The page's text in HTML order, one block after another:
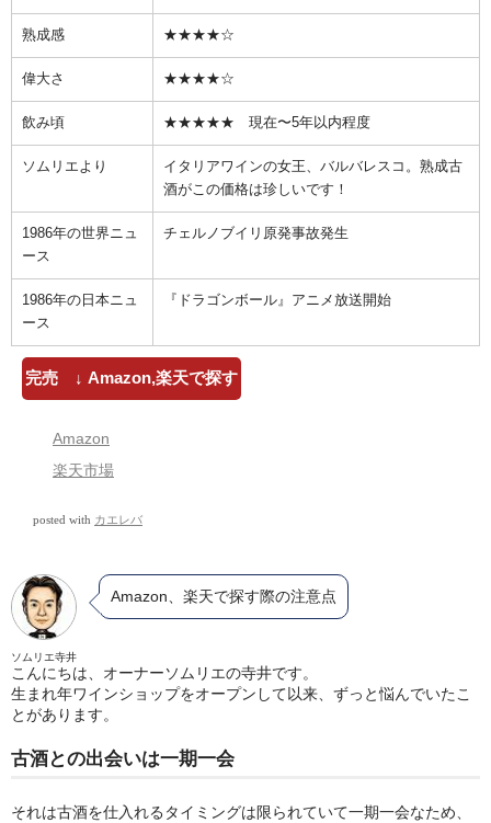
熟成感 ★★★★☆
偉大さ ★★★★☆
飲み頃 ★★★★★ 現在〜5年以内程度
ソムリエより
イタリアワインの女王、バルバレスコ。熟成古
酒がこの価格は珍しいです！
1986年の世界ニュ
ース
チェルノブイリ原発事故発生
1986年の日本ニュ
ース
『ドラゴンボール』アニメ放送開始
完売 ↓ Amazon,楽天で探す
Amazon
楽天市場
posted with カエレバ
ソムリエ寺井
Amazon、楽天で探す際の注意点
こんにちは、オーナーソムリエの寺井です。
生まれ年ワインショップをオープンして以来、ずっと悩んでいたこ
とがあります。
古酒との出会いは一期一会
それは古酒を仕入れるタイミングは限られていて一期一会なため、